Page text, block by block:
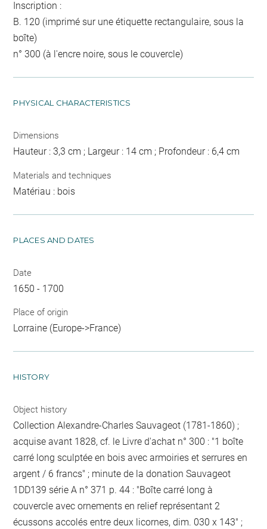
Inscription :
B. 120 (imprimé sur une étiquette rectangulaire, sous la
boîte)
n° 300 (à l'encre noire, sous le couvercle)
PHYSICAL CHARACTERISTICS
Dimensions
Hauteur : 3,3 cm ; Largeur : 14 cm ; Profondeur : 6,4 cm
Materials and techniques
Matériau : bois
PLACES AND DATES
Date
1650 - 1700
Place of origin
Lorraine (Europe->France)
HISTORY
Object history
Collection Alexandre-Charles Sauvageot (1781-1860) ;
acquise avant 1828, cf. le Livre d'achat n° 300 : "1 boîte
carré long sculptée en bois avec armoiries et serrures en
argent / 6 francs" ; minute de la donation Sauvageot
1DD139 série A n° 371 p. 44 : "Boîte carré long à
couvercle avec ornements en relief représentant 2
écussons accolés entre deux licornes, dim. 030 x 143" ;